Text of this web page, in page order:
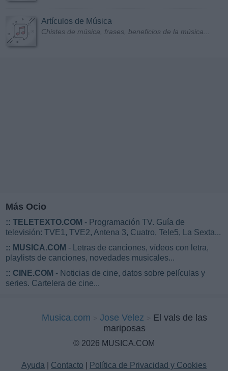
Artículos de Música
Chistes de música, frases, beneficios de la música...
Más Ocio
:: TELETEXTO.COM - Programación TV. Guía de
televisión: TVE1, TVE2, Antena 3, Cuatro, Tele5, La Sexta...
:: MUSICA.COM - Letras de canciones, vídeos con letra,
playlists de canciones, novedades musicales...
:: CINE.COM - Noticias de cine, datos sobre películas y
series. Cartelera de cine...
Musica.com Jose Velez
El vals de las
mariposas
© 2026 MUSICA.COM
Ayuda Contacto
Política de Privacidad y Cookies